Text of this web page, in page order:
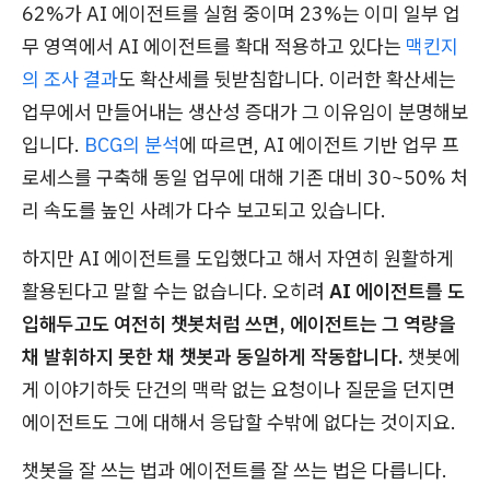
62%가 AI 에이전트를 실험 중이며 23%는 이미 일부 업
무 영역에서 AI 에이전트를 확대 적용하고 있다는 맥킨지
의 조사 결과도 확산세를 뒷받침합니다. 이러한 확산세는
업무에서 만들어내는 생산성 증대가 그 이유임이 분명해보
입니다. BCG의 분석에 따르면, AI 에이전트 기반 업무 프
로세스를 구축해 동일 업무에 대해 기존 대비 30~50% 처
리 속도를 높인 사례가 다수 보고되고 있습니다.
하지만 AI 에이전트를 도입했다고 해서 자연히 원활하게
활용된다고 말할 수는 없습니다. 오히려 AI 에이전트를 도
입해두고도 여전히 챗봇처럼 쓰면, 에이전트는 그 역량을
채 발휘하지 못한 채 챗봇과 동일하게 작동합니다. 챗봇에
게 이야기하듯 단건의 맥락 없는 요청이나 질문을 던지면
에이전트도 그에 대해서 응답할 수밖에 없다는 것이지요.
챗봇을 잘 쓰는 법과 에이전트를 잘 쓰는 법은 다릅니다.